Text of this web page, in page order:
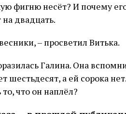
фигню несёт? И почему
двадцать.
– просветил Витька.
Галина. Она
шестьдесят, а ей сорока
что он наплёл?